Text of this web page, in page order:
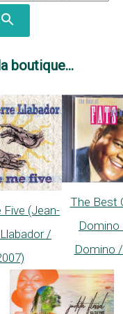
boutique...
Five (Jean-
/
The Best
Domino
Domino